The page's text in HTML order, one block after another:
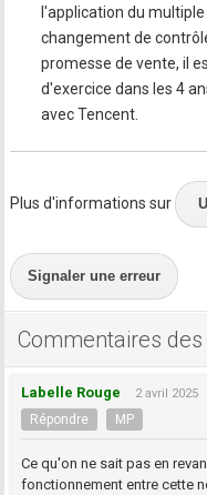
l'application du
changement de
promesse de vente, il
d'exercice dans les 4
avec Tencent.
Plus d'informations sur
Signaler une erreur
Commentaires
Labelle Rouge 2 avril 2025
Répondre MP
Ce qu'on ne sait pas en
fonctionnement entre cette